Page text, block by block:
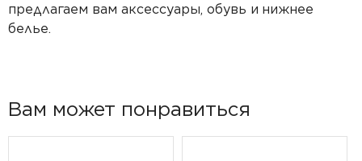
предлагаем вам аксессуары, обувь и нижнее
белье.
Вам может понравиться